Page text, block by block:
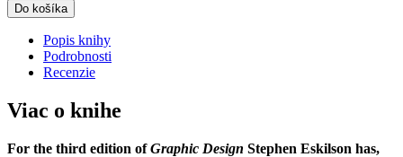
Do košíka
Popis knihy
Podrobnosti
Recenzie
Viac o knihe
For the third edition ofGraphic Design Stephen Eskilson has,